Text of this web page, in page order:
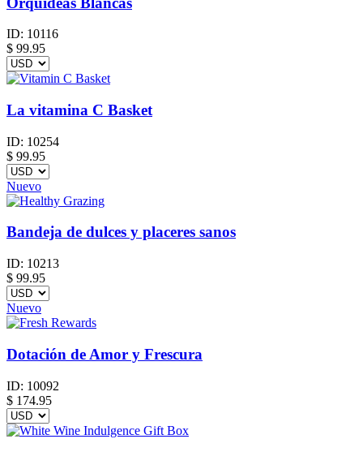
ID: 10116
$ 99.95
La vitamina C Basket
ID: 10254
$ 99.95
Nuevo
Bandeja de dulces y placeres sanos
ID: 10213
$ 99.95
Nuevo
Dotación de Amor y Frescura
ID: 10092
$ 174.95